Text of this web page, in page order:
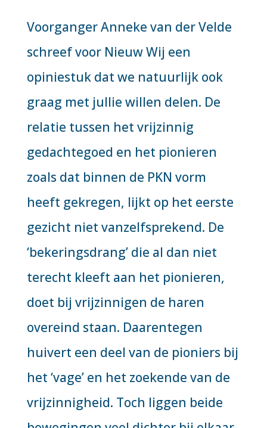
Voorganger Anneke van der Velde
schreef voor Nieuw Wij een
opiniestuk dat we natuurlijk ook
graag met jullie willen delen. De
relatie tussen het vrijzinnig
gedachtegoed en het pionieren
zoals dat binnen de PKN vorm
heeft gekregen, lijkt op het eerste
gezicht niet vanzelfsprekend. De
‘bekeringsdrang’ die al dan niet
terecht kleeft aan het pionieren,
doet bij vrijzinnigen de haren
overeind staan. Daarentegen
huivert een deel van de pioniers bij
het ‘vage’ en het zoekende van de
vrijzinnigheid. Toch liggen beide